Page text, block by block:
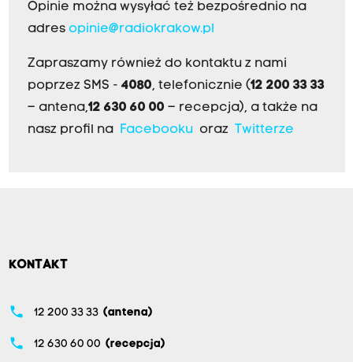
Opinie można wysyłać też bezpośrednio na
adres opinie@radiokrakow.pl
Zapraszamy również do kontaktu z nami
poprzez SMS - 4080, telefonicznie (12 200 33 33
– antena,12 630 60 00 – recepcja), a także na
nasz profil na Facebookuoraz Twitterze
KONTAKT
phone 12 200 33 33 (antena)
phone 12 630 60 00 (recepcja)